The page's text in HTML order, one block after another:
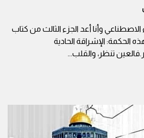
وأنا أعد الجزء الثالث من كتاب
الحكمة: الإشراقة الحادية
تنظر، والقلب...